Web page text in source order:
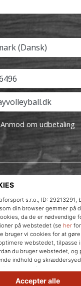
(Dansk)
Anmod om udbetaling